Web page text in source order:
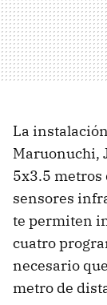
La
Maruonuchi,
5x3.5 metros
sensores
te permiten
cuatro
necesario
metro de